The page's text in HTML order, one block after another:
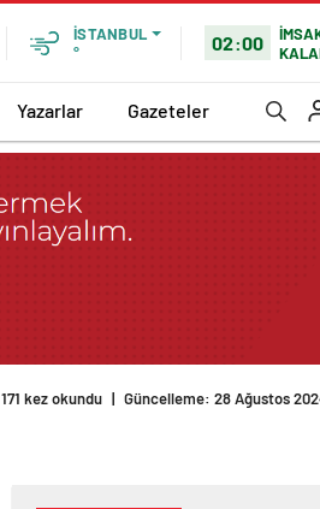
İSTANBUL
°
02:00
Yazarlar Gazeteler
171 kez okundu | Güncelleme: 28 Ağustos